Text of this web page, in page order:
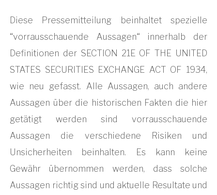
Diese Pressemitteilung beinhaltet spezielle
“vorrausschauende Aussagen“ innerhalb der
Definitionen der SECTION 21E OF THE UNITED
STATES SECURITIES EXCHANGE ACT OF 1934,
wie neu gefasst. Alle Aussagen, auch andere
Aussagen über die historischen Fakten die hier
getätigt werden sind vorrausschauende
Aussagen die verschiedene Risiken und
Unsicherheiten beinhalten. Es kann keine
Gewähr übernommen werden, dass solche
Aussagen richtig sind und aktuelle Resultate und